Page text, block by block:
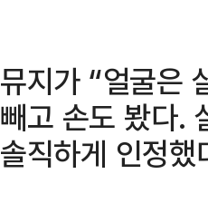
뮤지가 “얼굴은
빼고 손도 봤다.
솔직하게 인정했